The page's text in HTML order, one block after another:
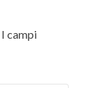
I campi